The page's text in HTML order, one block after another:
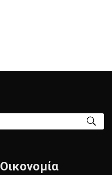
Οικονομία